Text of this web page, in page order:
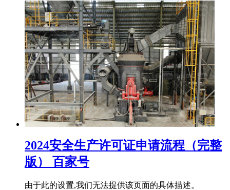
2024安全生产许可证申请流程（完整
版） 百家号
由于此的设置,我们无法提供该页面的具体描述。